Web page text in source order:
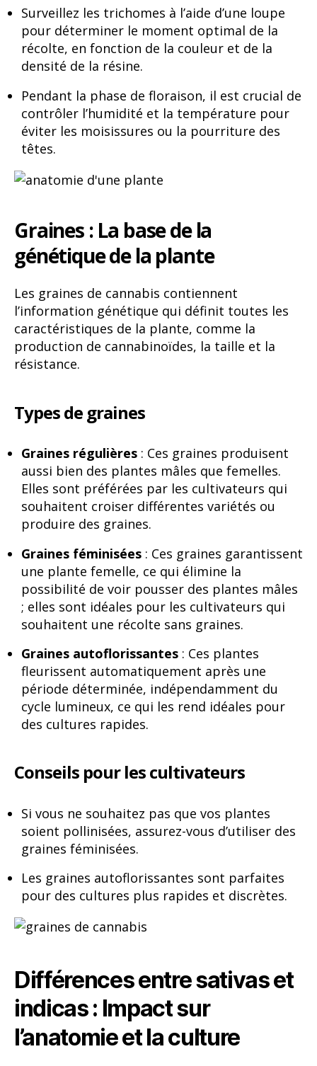
Surveillez les trichomes à l’aide d’une loupe
pour déterminer le moment optimal de la
récolte, en fonction de la couleur et de la
densité de la résine.
Pendant la phase de floraison, il est crucial de
contrôler l’humidité et la température pour
éviter les moisissures ou la pourriture des
têtes.
Graines : La base de la
génétique de la plante
Les graines de cannabis contiennent
l’information génétique qui définit toutes les
caractéristiques de la plante, comme la
production de cannabinoïdes, la taille et la
résistance.
Types de graines
Graines régulières : Ces graines produisent
aussi bien des plantes mâles que femelles.
Elles sont préférées par les cultivateurs qui
souhaitent croiser différentes variétés ou
produire des graines.
Graines féminisées : Ces graines garantissent
une plante femelle, ce qui élimine la
possibilité de voir pousser des plantes mâles
; elles sont idéales pour les cultivateurs qui
souhaitent une récolte sans graines.
Graines autoflorissantes : Ces plantes
fleurissent automatiquement après une
période déterminée, indépendamment du
cycle lumineux, ce qui les rend idéales pour
des cultures rapides.
Conseils pour les cultivateurs
Si vous ne souhaitez pas que vos plantes
soient pollinisées, assurez-vous d’utiliser des
graines féminisées.
Les graines autoflorissantes sont parfaites
pour des cultures plus rapides et discrètes.
Différences entre sativas et
indicas : Impact sur
l’anatomie et la culture